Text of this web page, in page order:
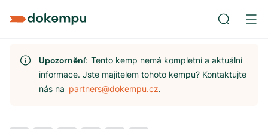
Upozornění:Tento kemp nemá kompletní a aktuální
informace. Jste majitelem tohoto kempu? Kontaktujte
nás na partners@dokempu.cz.